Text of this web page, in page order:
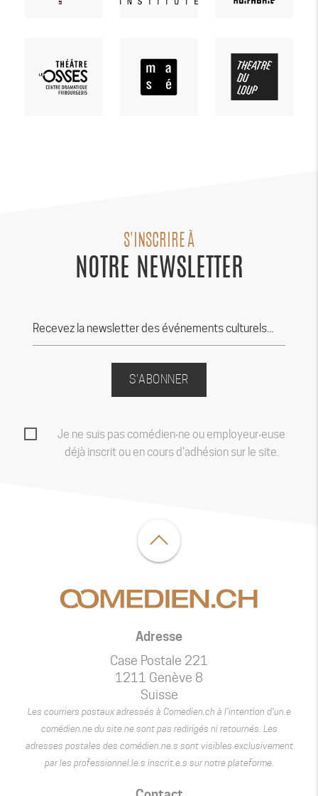
S'INSCRIRE À
NOTRE NEWSLETTER
S'ABONNER
Je ne suis pas comédien‧ne ou employeur‧euse
déjà inscrit ou en cours d'adhésion sur le site.
Adresse
Case Postale 221
1211 Genève 8
Suisse
Les courriers postaux adressés à Comedien.ch à l’intention d’un.e
comédien.ne du site ne sont pas redirigés ni retournés. Les
adresses postales des comédien.ne.s sont visibles exclusivement
par les professionnel.le.s inscrit.e.s sur notre plateforme.